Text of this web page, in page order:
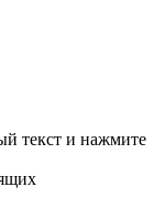
текст и нажмите